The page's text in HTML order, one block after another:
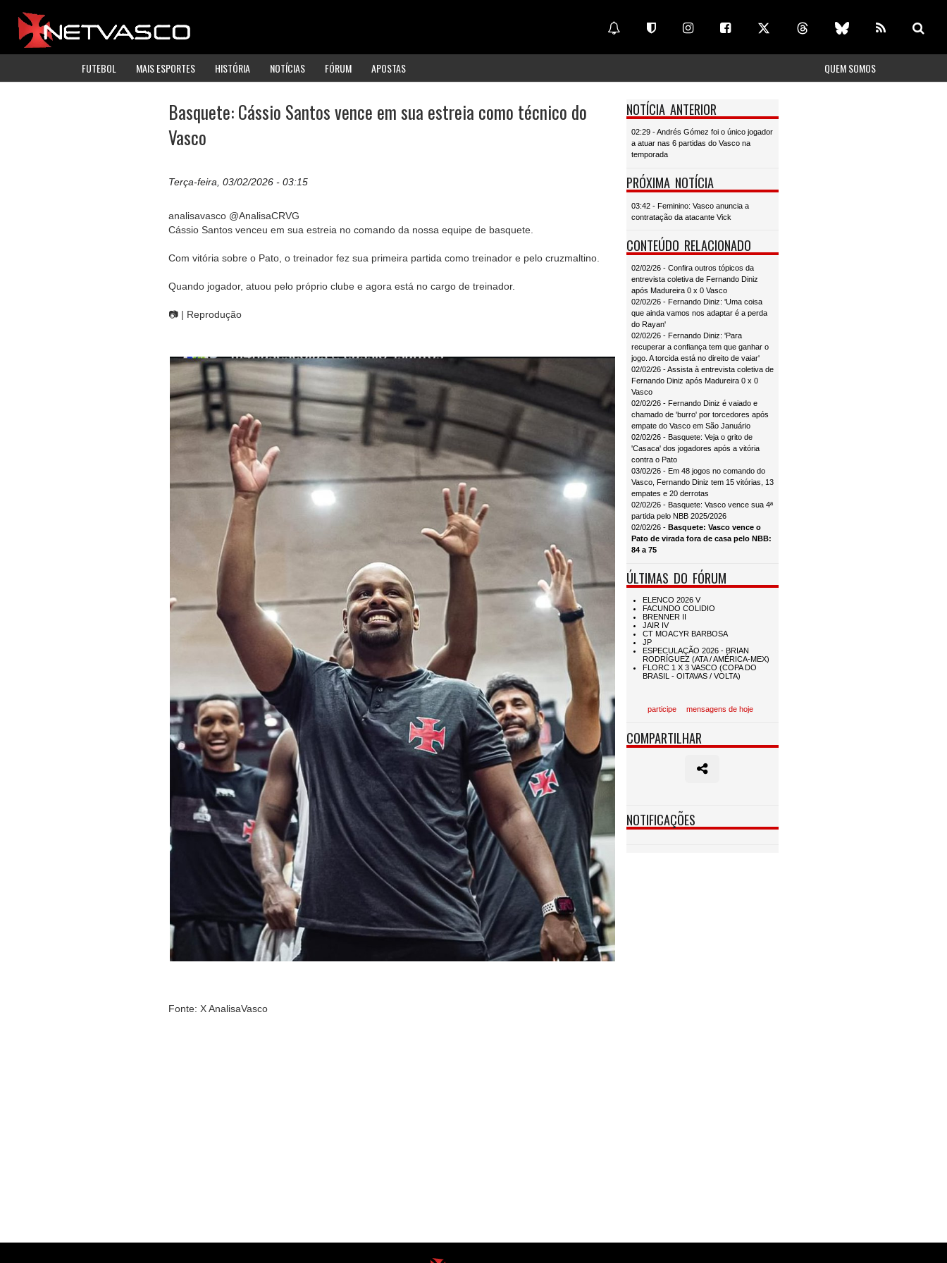
FUTEBOL MAIS ESPORTES HISTÓRIA NOTÍCIAS FÓRUM APOSTAS QUEM SOMOS
Basquete: Cássio Santos vence em sua estreia como técnico do
Vasco
Terça-feira, 03/02/2026 - 03:15
analisavasco @AnalisaCRVG
Cássio Santos venceu em sua estreia no comando da nossa equipe de basquete.
Com vitória sobre o Pato, o treinador fez sua primeira partida como treinador e pelo cruzmaltino.
Quando jogador, atuou pelo próprio clube e agora está no cargo de treinador.
📷 | Reprodução
Fonte: X AnalisaVasco
NOTÍCIA ANTERIOR
02:29 - Andrés Gómez foi o único jogador
a atuar nas 6 partidas do Vasco na
temporada
PRÓXIMA NOTÍCIA
03:42 - Feminino: Vasco anuncia a
contratação da atacante Vick
CONTEÚDO RELACIONADO
02/02/26 - Confira outros tópicos da
entrevista coletiva de Fernando Diniz
após Madureira 0 x 0 Vasco
02/02/26 - Fernando Diniz: 'Uma coisa
que ainda vamos nos adaptar é a perda
do Rayan'
02/02/26 - Fernando Diniz: 'Para
recuperar a confiança tem que ganhar o
jogo. A torcida está no direito de vaiar'
02/02/26 - Assista à entrevista coletiva de
Fernando Diniz após Madureira 0 x 0
Vasco
02/02/26 - Fernando Diniz é vaiado e
chamado de 'burro' por torcedores após
empate do Vasco em São Januário
02/02/26 - Basquete: Veja o grito de
'Casaca' dos jogadores após a vitória
contra o Pato
03/02/26 - Em 48 jogos no comando do
Vasco, Fernando Diniz tem 15 vitórias, 13
empates e 20 derrotas
02/02/26 - Basquete: Vasco vence sua 4ª
partida pelo NBB 2025/2026
02/02/26 - Basquete: Vasco vence o
Pato de virada fora de casa pelo NBB:
84 a 75
ÚLTIMAS DO FÓRUM
participe mensagens de hoje
COMPARTILHAR
NOTIFICAÇÕES